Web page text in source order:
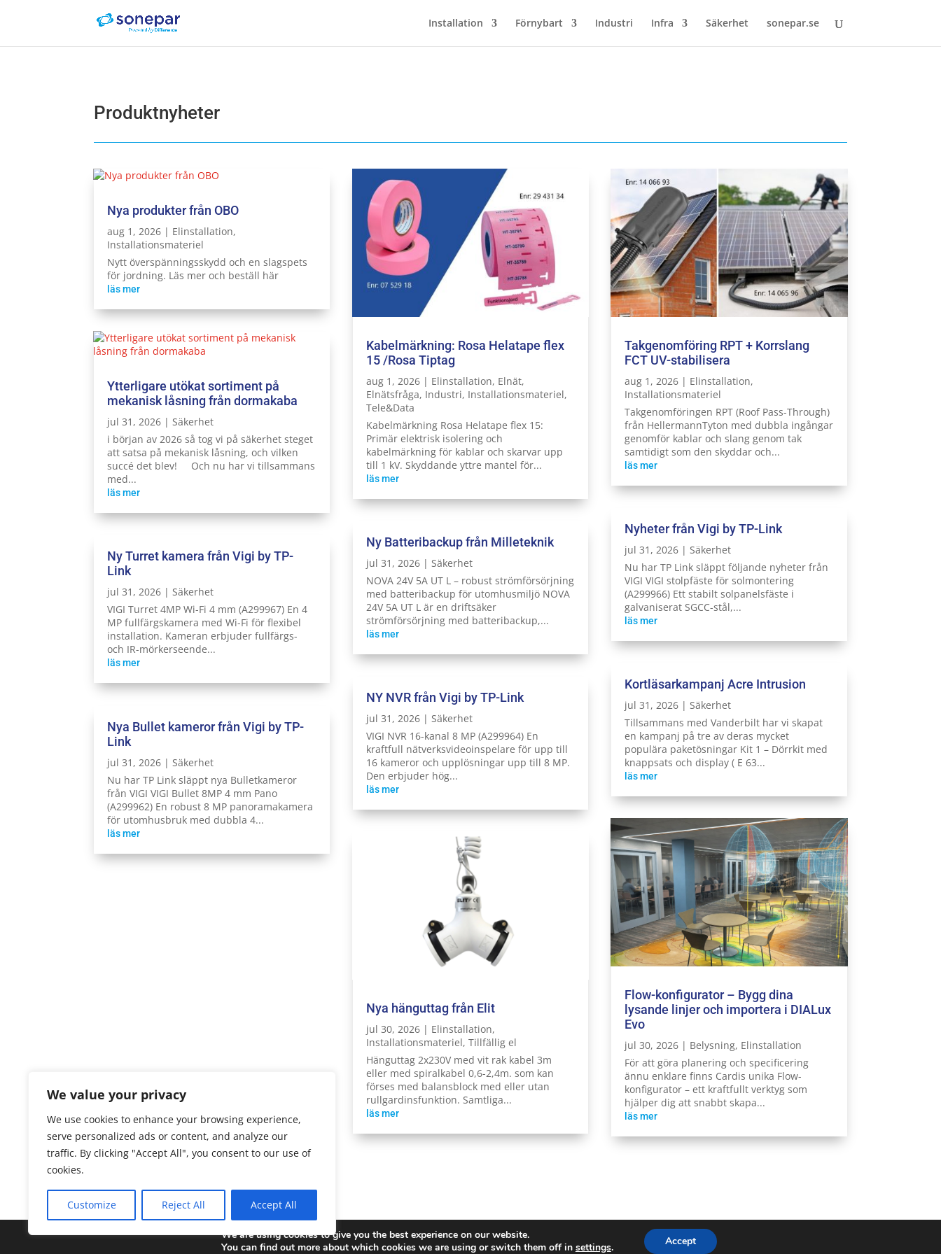
We value your privacy
We use cookies to enhance your browsing experience,
serve personalized ads or content, and analyze our
traffic. By clicking "Accept All", you consent to our use of
cookies.
Customize Reject All Accept All
Installation Förnybart Industri Infra Säkerhet sonepar.se
Produktnyheter
Nya produkter från OBO
aug 1, 2026 | Elinstallation,
Installationsmateriel
Nytt överspänningsskydd och en slagspets
för jordning. Läs mer och beställ här
läs mer
Ytterligare utökat sortiment på
mekanisk låsning från dormakaba
jul 31, 2026 |Säkerhet
i början av 2026 så tog vi på säkerhet steget
att satsa på mekanisk låsning, och vilken
succé det blev! Och nu har vi tillsammans
med...
läs mer
Ny Turret kamera från Vigi by TP-
Link
jul 31, 2026 |Säkerhet
VIGI Turret 4MP Wi-Fi 4 mm (A299967) En 4
MP fullfärgskamera med Wi-Fi för flexibel
installation. Kameran erbjuder fullfärgs-
och IR-mörkerseende...
läs mer
Nya Bullet kameror från Vigi by TP-
Link
jul 31, 2026 | Säkerhet
Nu har TP Link släppt nya Bulletkameror
från VIGI VIGI Bullet 8MP 4 mm Pano
(A299962) En robust 8 MP panoramakamera
för utomhusbruk med dubbla 4...
läs mer
Kabelmärkning: Rosa Helatape flex
15 /Rosa Tiptag
aug 1, 2026| Elinstallation, Elnät,
Elnätsfråga, Industri, Installationsmateriel,
Tele&Data
Kabelmärkning Rosa Helatape flex 15:
Primär elektrisk isolering och
kabelmärkning för kablar och skarvar upp
till 1 kV. Skyddande yttre mantel för...
läs mer
Ny Batteribackup från Milleteknik
jul 31, 2026| Säkerhet
NOVA 24V 5A UT L – robust strömförsörjning
med batteribackup för utomhusmiljö NOVA
24V 5A UT L är en driftsäker
strömförsörjning med batteribackup,...
läs mer
NY NVR från Vigi by TP-Link
jul 31, 2026| Säkerhet
VIGI NVR 16-kanal 8 MP (A299964) En
kraftfull nätverksvideoinspelare för upp till
16 kameror och upplösningar upp till 8 MP.
Den erbjuder hög...
läs mer
Nya hänguttag från Elit
jul 30, 2026| Elinstallation,
Installationsmateriel, Tillfällig el
Hänguttag 2x230V med vit rak kabel 3m
eller med spiralkabel 0,6-2,4m. som kan
förses med balansblock med eller utan
rullgardinsfunktion. Samtliga...
läs mer
Takgenomföring RPT + Korrslang
FCT UV-stabilisera
aug 1, 2026| Elinstallation,
Installationsmateriel
Takgenomföringen RPT (Roof Pass-Through)
från HellermannTyton med dubbla ingångar
genomför kablar och slang genom tak
samtidigt som den skyddar och...
läs mer
Nyheter från Vigi by TP-Link
jul 31, 2026| Säkerhet
Nu har TP Link släppt följande nyheter från
VIGI VIGI stolpfäste för solmontering
(A299966) Ett stabilt solpanelsfäste i
galvaniserat SGCC-stål,...
läs mer
Kortläsarkampanj Acre Intrusion
jul 31, 2026| Säkerhet
Tillsammans med Vanderbilt har vi skapat
en kampanj på tre av deras mycket
populära paketösningar Kit 1 – Dörrkit med
knappsats och display ( E 63...
läs mer
Flow-konfigurator – Bygg dina
lysande linjer och importera i DIALux
Evo
jul 30, 2026| Belysning, Elinstallation
För att göra planering och specificering
ännu enklare finns Cardis unika Flow-
konfigurator – ett kraftfullt verktyg som
hjälper dig att snabbt skapa...
läs mer
Copyright © 2025 Sonepar Sverige. All Rights Reserved.Integritetspolicy
We are using cookies to give you the best experience on our website.
You can find out more about which cookies we are using or switch them off in settings. Accept